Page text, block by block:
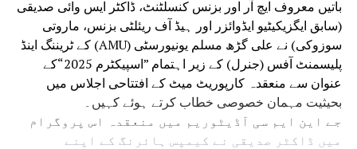
باتیں معروف ایچ آر اور بزنس کنسلٹنٹ، ڈاکٹر ایس وائی صدیقی
(سابق ایگزیکیٹیو ایڈوائزر اور ہیڈ آف ریئلٹی بزنس، ماروتی
سوزوکی) نے علی گڑھ مسلم یونیورسٹی (AMU) کے ٹریننگ اینڈ
پلیسمنٹ آفس (جنرل) کے زیر اہتمام ”اسپیکٹرم 2025“کے
عنوان سے منعقدہ کارپوریٹ میٹ کے افتتاحی اجلاس میں
بحیثیت مہمان خصوصی خطاب کرتے ہوئے کہیں۔
جے این ایم سی آڈیٹوریم میں منعقدہ اس پروگرام
میں ڈاکٹر صدیقی نے کیمپس ہائرنگ کے اپنے